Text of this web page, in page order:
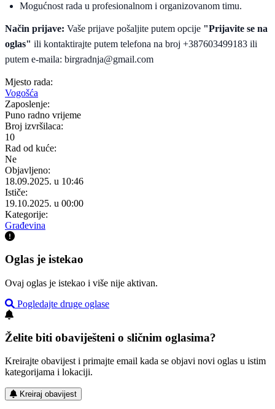
Mogućnost rada u profesionalnom i organizovanom timu.
Način prijave: Vaše prijave pošaljite putem opcije "Prijavite se na
oglas" ili kontaktirajte putem telefona na broj +387603499183 ili
putem e-maila: birgradnja@gmail.com
Mjesto rada:
Vogošća
Zaposlenje:
Puno radno vrijeme
Broj izvršilaca:
10
Rad od kuće:
Ne
Objavljeno:
18.09.2025. u 10:46
Ističe:
19.10.2025. u 00:00
Kategorije:
Građevina
Oglas je istekao
Ovaj oglas je istekao i više nije aktivan.
Pogledajte druge oglase
Želite biti obaviješteni o sličnim oglasima?
Kreirajte obavijest i primajte email kada se objavi novi oglas u istim
kategorijama i lokaciji.
Kreiraj obavijest